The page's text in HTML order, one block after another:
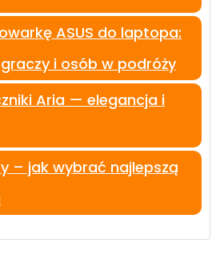
ASUS do laptopa:
i osób w podróży
Aria — elegancja i
– jak wybrać najlepszą